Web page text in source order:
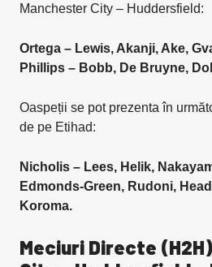
Manchester City – Huddersfield:
Ortega – Lewis, Akanji, Ake,
Phillips – Bobb, De Bruyne,
Oaspeții se pot prezenta în
de pe Etihad:
Nicholis – Lees, Helik,
Edmonds-Green, Rudoni,
Koroma.
Meciuri Directe